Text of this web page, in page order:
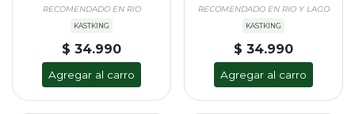
RECOMENDADO EN RIO
KASTKING
$ 34.990
Agregar al carro
RECOMENDADO EN RIO Y LAGO
KASTKING
$ 34.990
Agregar al carro